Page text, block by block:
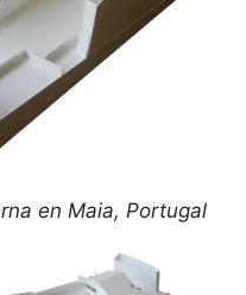
en Maia, Portugal